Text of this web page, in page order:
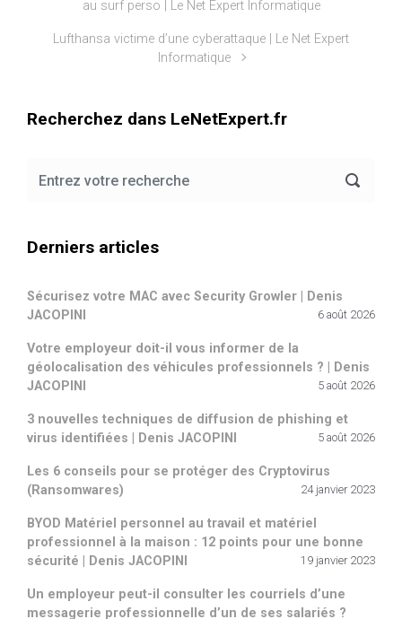
au surf perso | Le Net Expert Informatique
Lufthansa victime d’une cyberattaque | Le Net Expert
Informatique
Recherchez dans LeNetExpert.fr
Derniers articles
Sécurisez votre MAC avec Security Growler | Denis
JACOPINI
6 août 2026
Votre employeur doit-il vous informer de la
géolocalisation des véhicules professionnels ? | Denis
JACOPINI
5 août 2026
3 nouvelles techniques de diffusion de phishing et
virus identifiées | Denis JACOPINI
5 août 2026
Les 6 conseils pour se protéger des Cryptovirus
(Ransomwares)
24 janvier 2023
BYOD Matériel personnel au travail et matériel
professionnel à la maison : 12 points pour une bonne
sécurité | Denis JACOPINI
19 janvier 2023
Un employeur peut-il consulter les courriels d’une
messagerie professionnelle d’un de ses salariés ?